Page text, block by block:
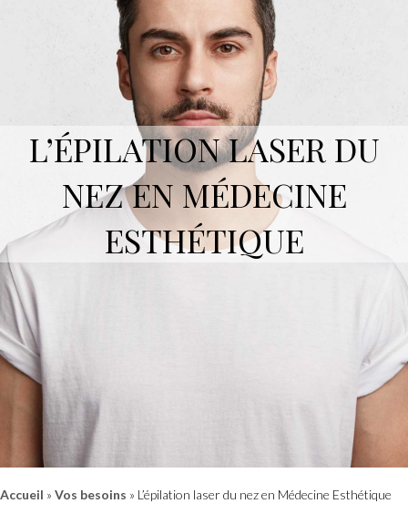
L’ÉPILATION LASER DU
NEZ EN MÉDECINE
ESTHÉTIQUE
Accueil » Vos besoins » L’épilation laser du nez en Médecine Esthétique